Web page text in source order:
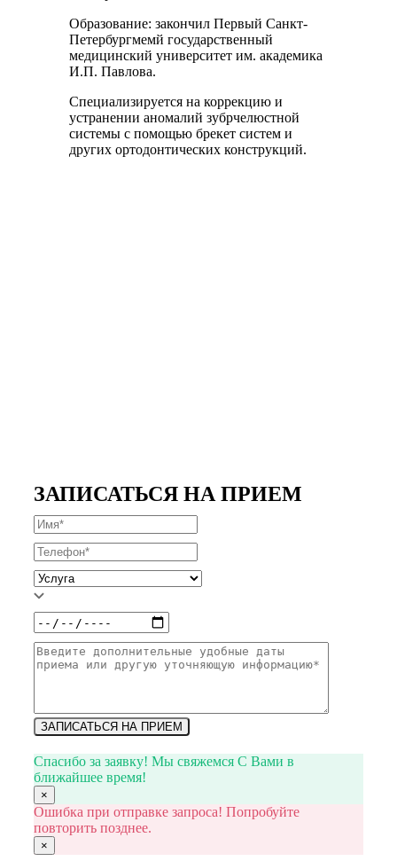
Образование: закончил Первый Санкт-
Петербургмемй государственный
медицинский университет им. академика
И.П. Павлова.
Специализируется на коррекцию и
устранении аномалий зубрчелюстной
системы с помощью брекет систем и
других ортодонтических конструкций.
ЗАПИСАТЬСЯ НА ПРИЕМ
ЗАПИСАТЬСЯ НА ПРИЕМ
Спасибо за заявку! Мы свяжемся С Вами в
ближайшее время!
×
Ошибка при отправке запроса! Попробуйте
повторить позднее.
×